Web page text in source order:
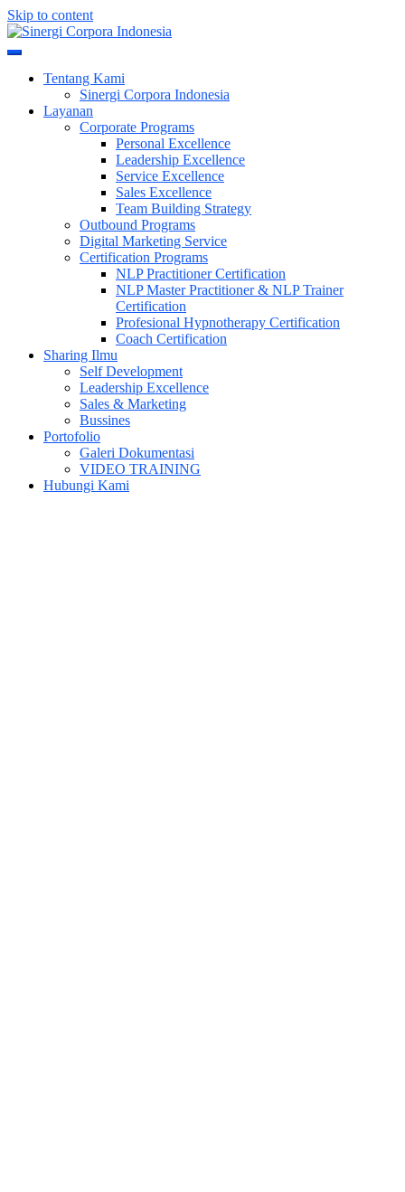
Skip to content
Sinergi Corpora Indonesia
Tentang Kami
Sinergi Corpora Indonesia
Layanan
Corporate Programs
Personal Excellence
Leadership Excellence
Service Excellence
Sales Excellence
Team Building Strategy
Outbound Programs
Digital Marketing Service
Certification Programs
NLP Practitioner Certification
NLP Master Practitioner & NLP Trainer
Certification
Profesional Hypnotherapy Certification
Coach Certification
Sharing Ilmu
Self Development
Leadership Excellence
Sales & Marketing
Bussines
Portofolio
Galeri Dokumentasi
VIDEO TRAINING
Hubungi Kami